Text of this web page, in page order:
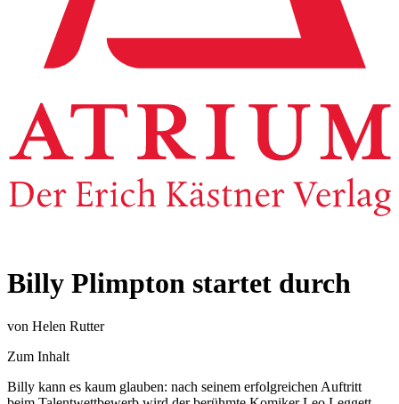
Billy Plimpton startet durch
von Helen Rutter
Zum Inhalt
Billy kann es kaum glauben: nach seinem erfolgreichen Auftritt